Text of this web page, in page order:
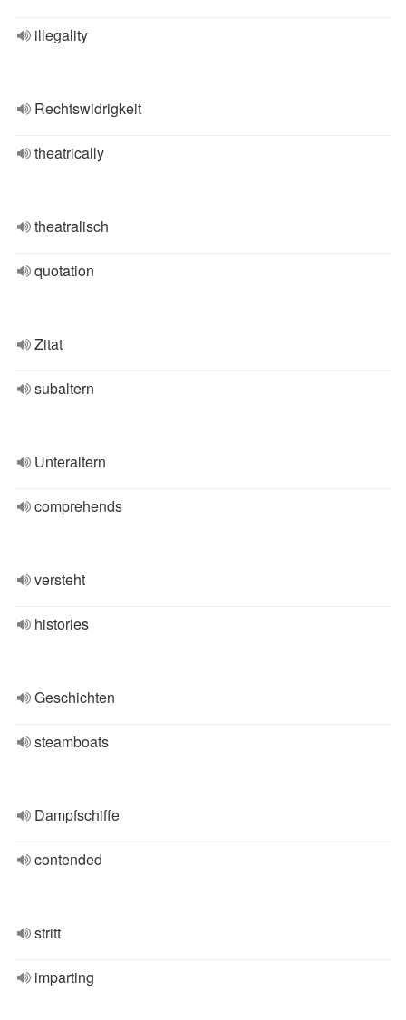
illegality
Rechtswidrigkeit
theatrically
theatralisch
quotation
Zitat
subaltern
Unteraltern
comprehends
versteht
histories
Geschichten
steamboats
Dampfschiffe
contended
stritt
imparting